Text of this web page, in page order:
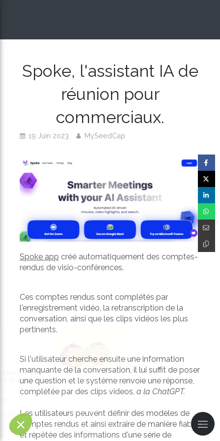
Spoke, l'assistant IA de
réunion pour
commerciaux.
19 Juin 2023 MySeedCap
Spoke app créé automatiquement des comptes-
rendus de visio-conférences.
Ces comptes rendus sont complétés par
l'enregistrement vidéo, la retranscription de la
conversation, ainsi que les clips vidéos les plus
pertinents.
Si l'utilisateur cherche ensuite une information
manquante de la conversation, il lui suffit de poser
une question et le système renvoie une réponse,
complétée par des clips videos, a la ChatGPT.
Les utilisateurs peuvent définir des modèles de
comptes rendus et ainsi extraire de manière fiable
et répétée des informations d'une série de